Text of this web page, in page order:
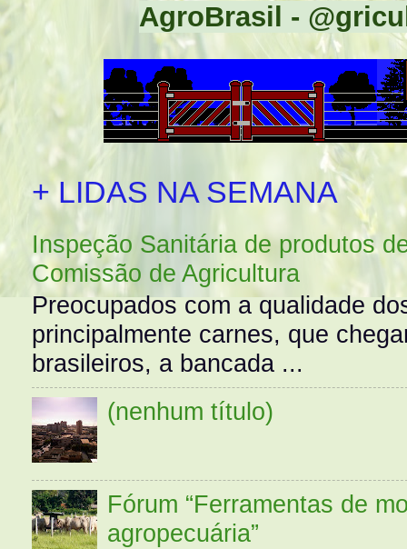
AgroBrasil -
+ LIDAS NA SEMANA
Inspeção Sanitária de produtos
Comissão de Agricultura
Preocupados com a qualidade
principalmente carnes, que
brasileiros, a bancada ...
(nenhum título)
Fórum “Ferramentas de
agropecuária”